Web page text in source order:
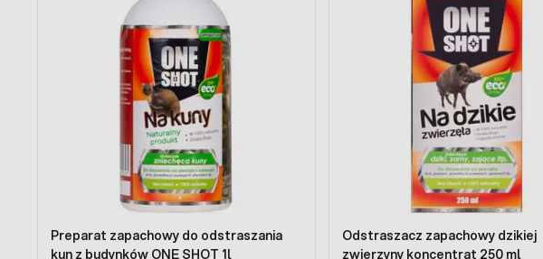
Preparat zapachowy do odstraszania
kun z budynków ONE SHOT 1l
Odstraszacz zapachowy dzikiej
zwierzyny koncentrat 250 ml